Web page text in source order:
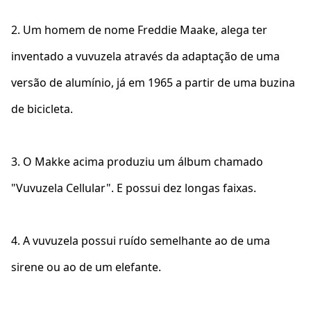
2. Um homem de nome Freddie Maake, alega ter
inventado a vuvuzela através da adaptação de uma
versão de alumínio, já em 1965 a partir de uma buzina
de bicicleta.
3. O Makke acima produziu um álbum chamado
"Vuvuzela Cellular". E possui dez longas faixas.
4. A vuvuzela possui ruído semelhante ao de uma
sirene ou ao de um elefante.